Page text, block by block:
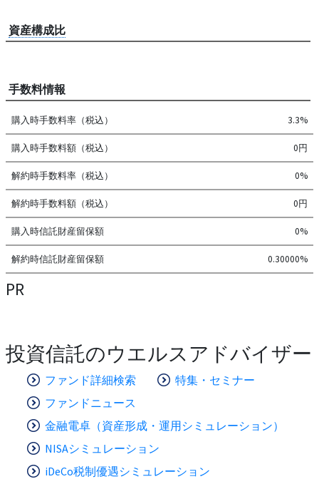
資産構成比
手数料情報
購入時手数料率（税込） 3.3%
購入時手数料額（税込） 0円
解約時手数料率（税込） 0%
解約時手数料額（税込） 0円
購入時信託財産留保額 0%
解約時信託財産留保額 0.30000%
PR
投資信託のウエルスアドバイザー
ファンド詳細検索
特集・セミナー
ファンドニュース
金融電卓（資産形成・運用シミュレーション）
NISAシミュレーション
iDeCo税制優遇シミュレーション